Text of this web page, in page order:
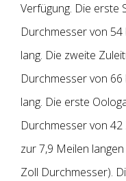
Verfügung. Die erste
Durchmesser von
lang. Die zweite
Durchmesser von
lang. Die erste
Durchmesser von
zur 7,9 Meilen
Zoll Durchmesser).